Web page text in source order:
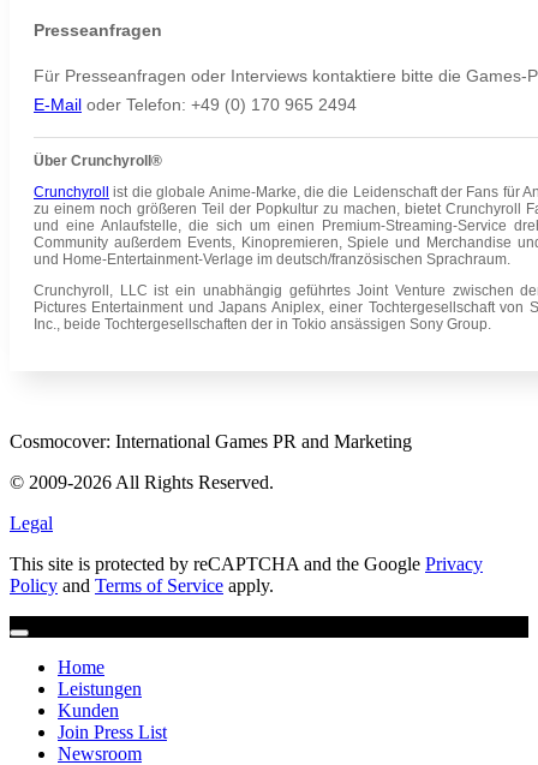
Presseanfragen
Für Presseanfragen oder Interviews kontaktiere bitte die Games-
E-Mail oder Telefon: +49 (0) 170 965 2494
Über Crunchyroll®
Crunchyroll ist die globale Anime-Marke, die die Leidenschaft der Fans für
zu einem noch größeren Teil der Popkultur zu machen, bietet Crunchyroll
und eine Anlaufstelle, die sich um einen Premium-Streaming-Service
Community außerdem Events, Kinopremieren, Spiele und Merchandise
und Home-Entertainment-Verlage im deutsch/französischen Sprachraum.
Crunchyroll, LLC ist ein unabhängig geführtes Joint Venture zwischen
Pictures Entertainment und Japans Aniplex, einer Tochtergesellschaft von
Inc., beide Tochtergesellschaften der in Tokio ansässigen Sony Group.
Cosmocover: International Games PR and Marketing
© 2009-2026 All Rights Reserved.
Legal
This site is protected by reCAPTCHA and the Google Privacy
Policy and Terms of Service apply.
Home
Leistungen
Kunden
Join Press List
Newsroom